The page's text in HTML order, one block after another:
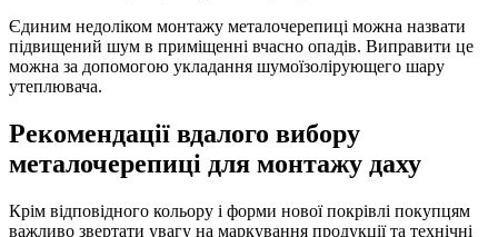
Єдиним недоліком монтажу металочерепиці можна назвати
підвищений шум в приміщенні вчасно опадів. Виправити це
можна за допомогою укладання шумоїзолірующего шару
утеплювача.
Рекомендації вдалого вибору
металочерепиці для монтажу даху
Крім відповідного кольору і форми нової покрівлі покупцям
важливо звертати увагу на маркування продукції та технічні